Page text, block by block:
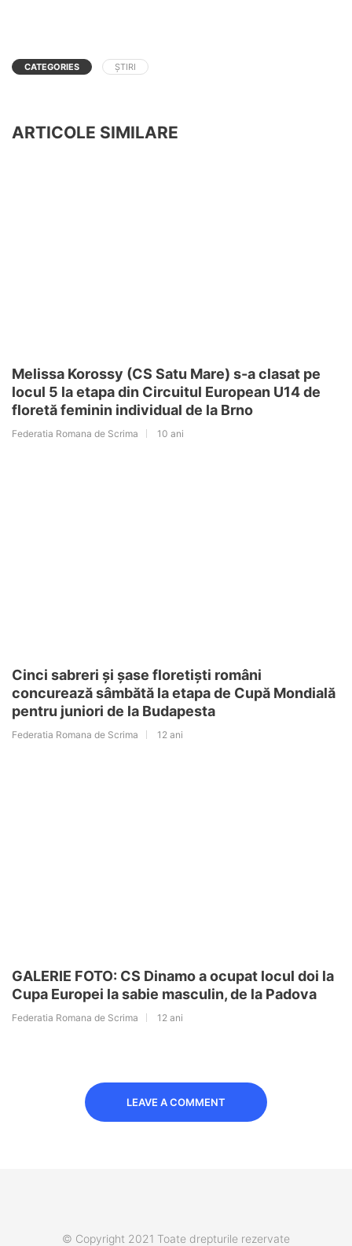
CATEGORIES ȘTIRI
ARTICOLE SIMILARE
Melissa Korossy (CS Satu Mare) s-a clasat pe
locul 5 la etapa din Circuitul European U14 de
floretă feminin individual de la Brno
Federatia Romana de Scrima 10 ani
Cinci sabreri și șase floretiști români
concurează sâmbătă la etapa de Cupă Mondială
pentru juniori de la Budapesta
Federatia Romana de Scrima 12 ani
GALERIE FOTO: CS Dinamo a ocupat locul doi la
Cupa Europei la sabie masculin, de la Padova
Federatia Romana de Scrima 12 ani
LEAVE A COMMENT
© Copyright 2021 Toate drepturile rezervate